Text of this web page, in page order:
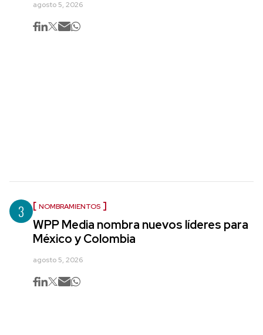
agosto 5, 2026
3 NOMBRAMIENTOS
WPP Media nombra nuevos líderes para
México y Colombia
agosto 5, 2026